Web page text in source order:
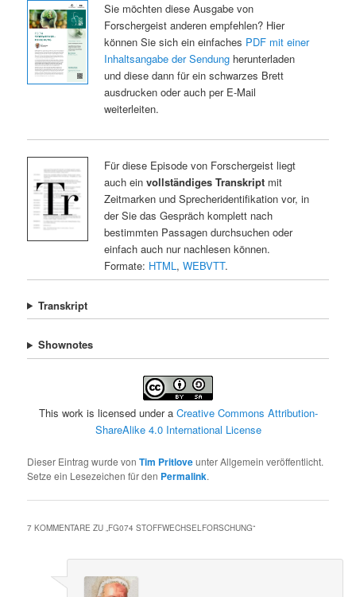
Sie möchten diese Ausgabe von
Forschergeist anderen empfehlen? Hier
können Sie sich ein einfaches PDF mit einer
Inhaltsangabe der Sendungherunterladen
und diese dann für ein schwarzes Brett
ausdrucken oder auch per E-Mail
weiterleiten.
Für diese Episode von Forschergeist liegt
auch ein vollständiges Transkriptmit
Zeitmarken und Sprecheridentifikation vor, in
der Sie das Gespräch komplett nach
bestimmten Passagen durchsuchen oder
einfach auch nur nachlesen können.
Formate: HTML, WEBVTT.
Transkript
Shownotes
This work is licensed under a Creative Commons Attribution-
ShareAlike 4.0 International License
Dieser Eintrag wurde vonTim Pritloveunter Allgemein veröffentlicht.
Setze ein Lesezeichen für den Permalink.
7 KOMMENTARE ZU „FG074 STOFFWECHSELFORSCHUNG“